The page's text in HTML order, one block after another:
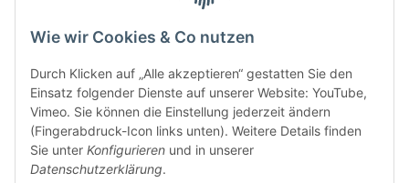
Neben dem Onlineshop haben wir ein Ladengeschäft in Hütten:
Frontline Games
Färbereiweg 3A
24358 Hütten
Wie wir Cookies & Co nutzen
Durch Klicken auf „Alle akzeptieren“ gestatten Sie den
Einsatz folgender Dienste auf unserer Website: YouTube,
Vimeo. Sie können die Einstellung jederzeit ändern
(Fingerabdruck-Icon links unten). Weitere Details finden
Sie unter Konfigurieren und in unserer
Datenschutzerklärung.